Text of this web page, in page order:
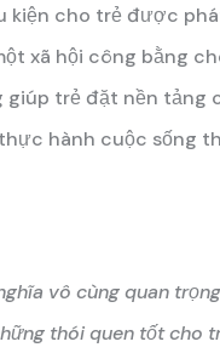
kiện cho trẻ được
xã hội công bằng
giúp trẻ đặt nền tảng
hành cuộc sống
vô cùng quan
thói quen tốt cho